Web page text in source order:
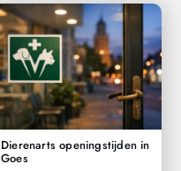
Dierenarts openingstijden in
Goes